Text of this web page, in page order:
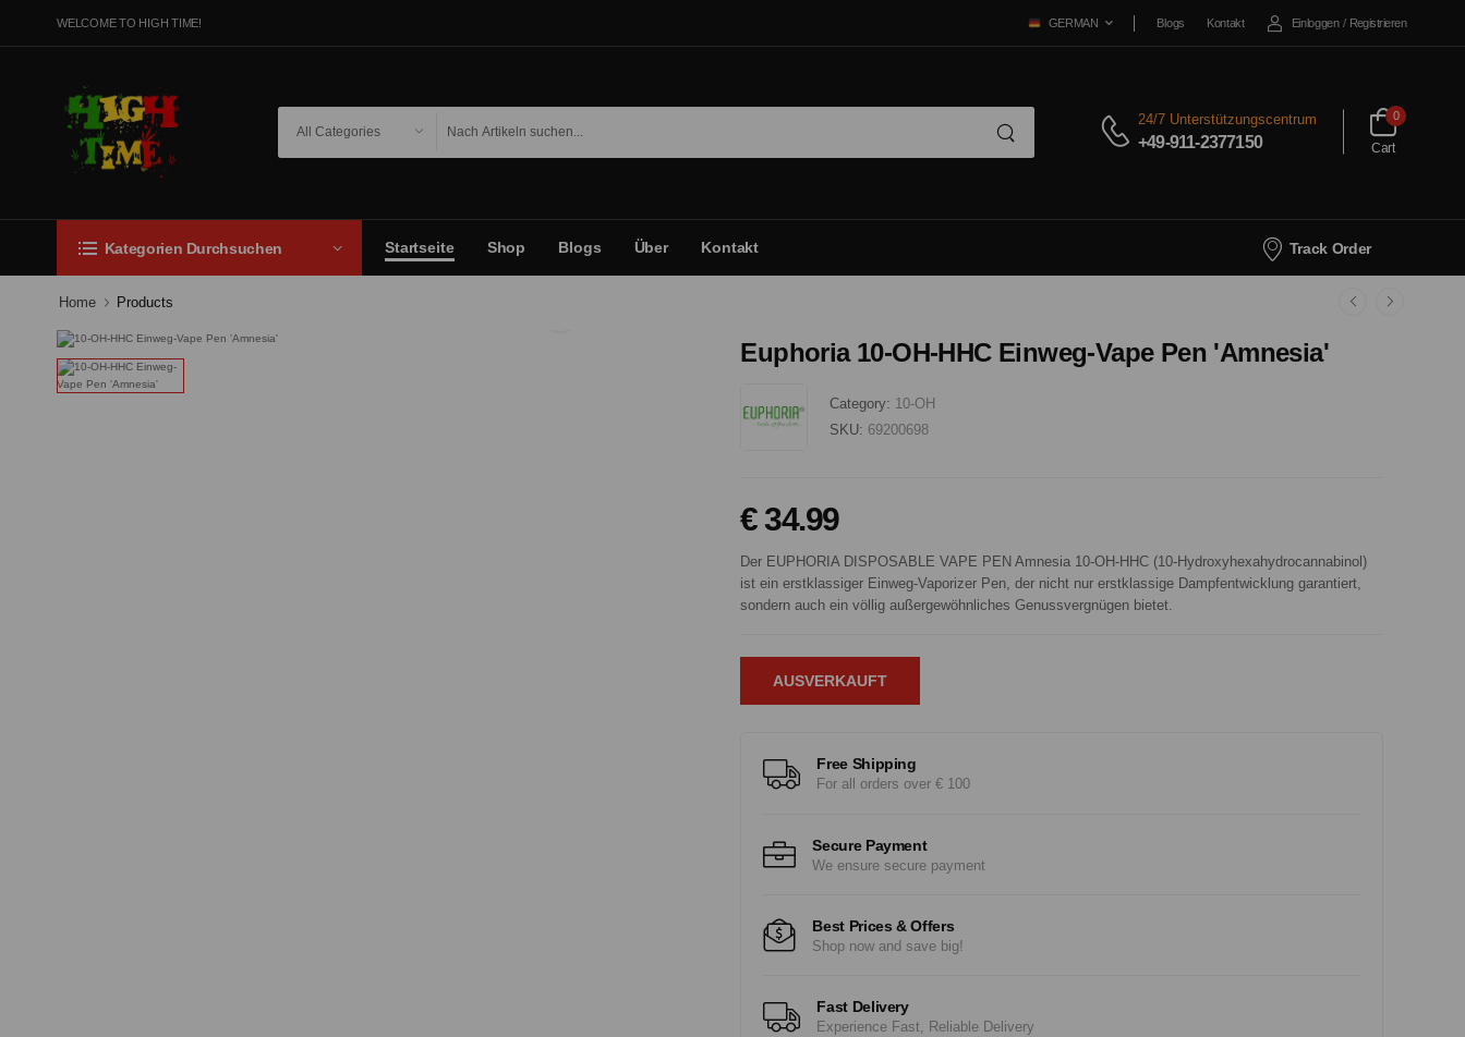
WELCOME TO HIGH TIME! GERMAN Blogs Kontakt Einloggen / Registrieren
24/7 Unterstützungscentrum
+49-911-2377150
0
Cart
Kategorien Durchsuchen Startseite Shop Blogs Über Kontakt Track Order
Home Products
Euphoria 10-OH-HHC Einweg-Vape Pen 'Amnesia'
Category: 10-OH
SKU: 69200698
€ 34.99
Der EUPHORIA DISPOSABLE VAPE PEN Amnesia 10-OH-HHC (10-Hydroxyhexahydrocannabinol)
ist ein erstklassiger Einweg-Vaporizer Pen, der nicht nur erstklassige Dampfentwicklung garantiert,
sondern auch ein völlig außergewöhnliches Genussvergnügen bietet.
AUSVERKAUFT
Free Shipping
For all orders over € 100
Secure Payment
We ensure secure payment
Best Prices & Offers
Shop now and save big!
Fast Delivery
Experience Fast, Reliable Delivery